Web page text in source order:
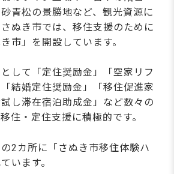
青松の景勝地など、観光資源に
ぬき市では、移住支援のために
市」を開設しています。
して「定住奨励金」「空家リフ
結婚定住奨励金」「移住促進家
し滞在宿泊助成金」など数々の
住・定住支援に積極的です。
2カ所に「さぬき市移住体験ハ
います。